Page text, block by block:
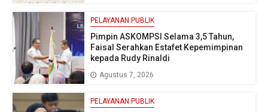
PELAYANAN PUBLIK
Pimpin ASKOMPSI Selama 3,5 Tahun,
Faisal Serahkan Estafet Kepemimpinan
kepada Rudy Rinaldi
Agustus 7, 2026
PELAYANAN PUBLIK